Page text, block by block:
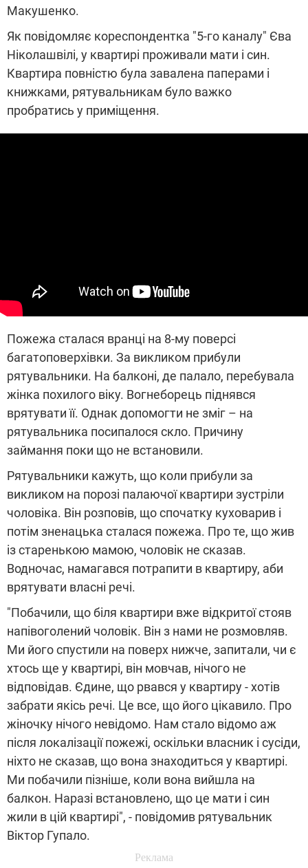
Макушенко.
Як повідомляє кореспондентка "5-го каналу" Єва
Ніколашвілі, у квартирі проживали мати і син.
Квартира повністю була завалена паперами і
книжками, рятувальникам було важко
пробратись у приміщення.
Пожежа сталася вранці на 8-му поверсі
багатоповерхівки. За викликом прибули
рятувальники. На балконі, де палало, перебувала
жінка похилого віку. Вогнеборець піднявся
врятувати її. Однак допомогти не зміг – на
рятувальника посипалося скло. Причину
займання поки що не встановили.
Рятувальники кажуть, що коли прибули за
викликом на порозі палаючої квартири зустріли
чоловіка. Він розповів, що спочатку куховарив і
потім зненацька сталася пожежа. Про те, що жив
із старенькою мамою, чоловік не сказав.
Водночас, намагався потрапити в квартиру, аби
врятувати власні речі.
"Побачили, що біля квартири вже відкритої стояв
напівоголений чоловік. Він з нами не розмовляв.
Ми його спустили на поверх нижче, запитали, чи є
хтось ще у квартирі, він мовчав, нічого не
відповідав. Єдине, що рвався у квартиру - хотів
забрати якісь речі. Це все, що його цікавило. Про
жіночку нічого невідомо. Нам стало відомо аж
після локалізації пожежі, оскільки власник і сусіди,
ніхто не сказав, що вона знаходиться у квартирі.
Ми побачили пізніше, коли вона вийшла на
балкон. Наразі встановлено, що це мати і син
жили в цій квартирі", - повідомив рятувальник
Віктор Гупало.